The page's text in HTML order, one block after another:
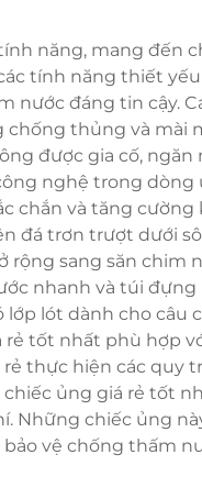
năng, mang đến
tính năng thiết
nước đáng tin cậy.
chống thủng và mài
được gia cố, ngăn
nghệ trong dòng
chắn và tăng cường
đá trơn trượt dưới
sang săn chim
nhanh và túi
lót dành cho câu
tốt nhất phù hợp
thực hiện các quy
ủng giá rẻ tốt
Những chiếc ủng
vệ chống thấm